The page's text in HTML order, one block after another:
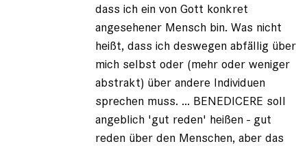
dass ich ein von Gott konkret
angesehener Mensch bin. Was nicht
heißt, dass ich deswegen abfällig über
mich selbst oder (mehr oder weniger
abstrakt) über andere Individuen
sprechen muss. ... BENEDICERE soll
angeblich 'gut reden' heißen - gut
reden über den Menschen, aber das